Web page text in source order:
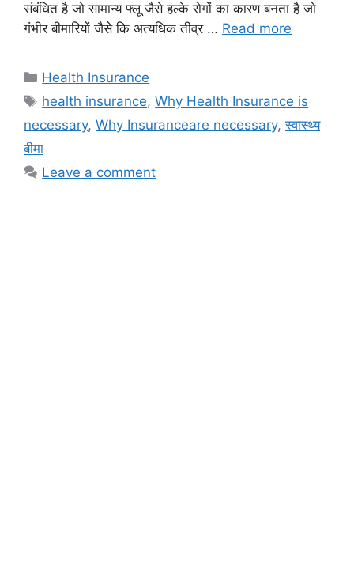
संबंधित है जो सामान्य फ्लू जैसे हल्के रोगों का कारण बनता है जो
गंभीर बीमारियों जैसे कि अत्यधिक तीव्र … Read more
Categories
Health Insurance
Tags
health insurance,Why Health Insurance is
necessary, Why Insuranceare necessary,स्वास्थ्य
बीमा
Leave a comment